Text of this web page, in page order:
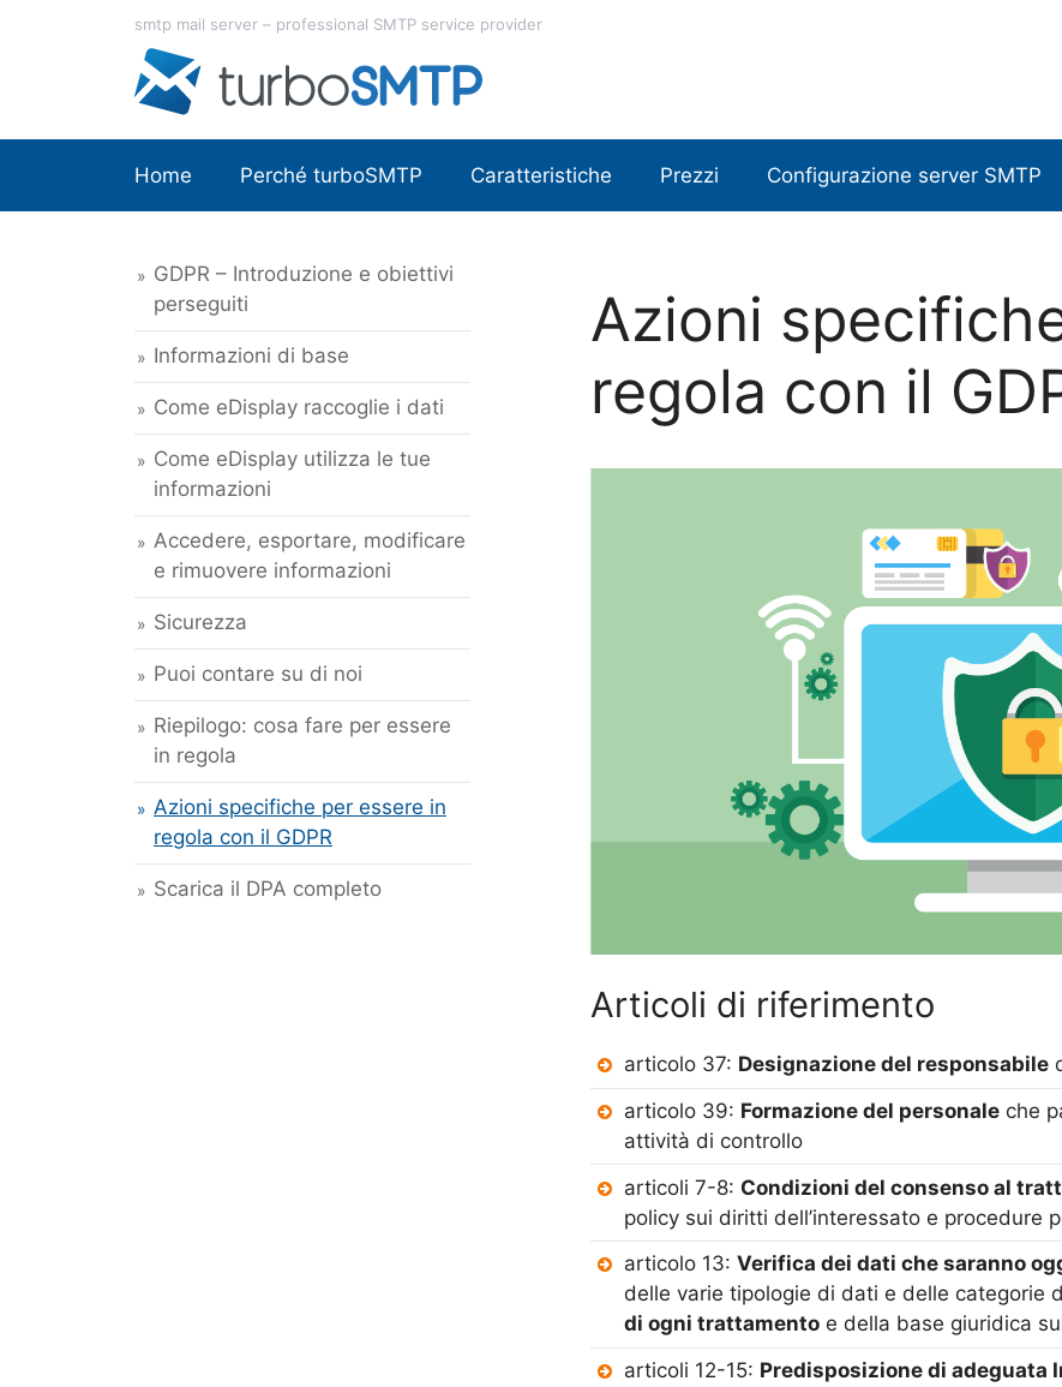
smtp mail server – professional SMTP service provider
Home Perché turboSMTP Caratteristiche Prezzi Configurazione server SMTP
Azioni
regola con il
Articoli di riferimento
articolo 37: Designazione del responsabile
articolo 39: Formazione del personale che
attività di controllo
articoli 7-8: Condizioni del consenso al
policy sui diritti dell’interessato e procedure
articolo 13: Verifica dei dati che saranno
delle varie tipologie di dati e delle categorie
di ogni trattamento e della base giuridica
articoli 12-15: Predisposizione di adeguata
GDPR – Introduzione e obiettivi
perseguiti
Informazioni di base
Come eDisplay raccoglie i dati
Come eDisplay utilizza le tue
informazioni
Accedere, esportare, modificare
e rimuovere informazioni
Sicurezza
Puoi contare su di noi
Riepilogo: cosa fare per essere
in regola
Azioni specifiche per essere in
regola con il GDPR
Scarica il DPA completo